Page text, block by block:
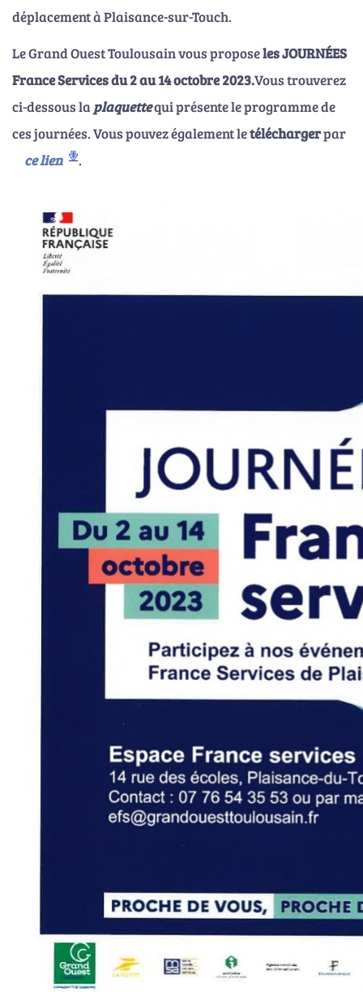
déplacement à Plaisance-sur-Touch.
Le Grand Ouest Toulousain vous proposeles JOURNÉES
France Services du 2 au 14 octobre 2023.Vous trouverez
ci-dessous laplaquettequi présente le programme de
ces journées. Vous pouvez également letéléchargerpar
ce lien
.